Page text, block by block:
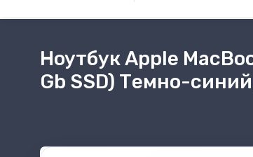
Ноутбук Apple
Gb SSD) Темно-